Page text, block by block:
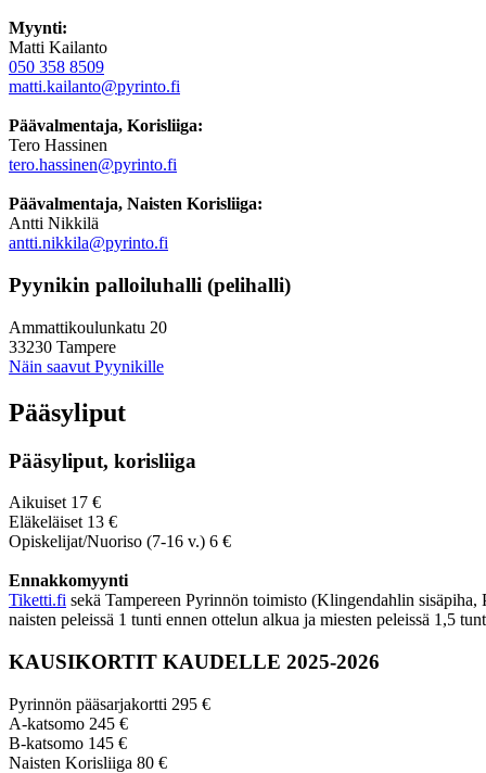
Myynti:
Matti Kailanto
050 358 8509
matti.kailanto@pyrinto.fi
Päävalmentaja, Korisliiga:
Tero Hassinen
tero.hassinen@pyrinto.fi
Päävalmentaja, Naisten Korisliiga:
Antti Nikkilä
antti.nikkila@pyrinto.fi
Pyynikin palloiluhalli (pelihalli)
Ammattikoulunkatu 20
33230 Tampere
Näin saavut Pyynikille
Pääsyliput
Pääsyliput, korisliiga
Aikuiset 17 €
Eläkeläiset 13 €
Opiskelijat/Nuoriso (7-16 v.) 6 €
Ennakkomyynti
Tiketti.fi sekä Tampereen Pyrinnön toimisto (Klingendahlin
naisten peleissä 1 tunti ennen ottelun alkua ja miesten peleissä 1,5
KAUSIKORTIT KAUDELLE 2025-2026
Pyrinnön pääsarjakortti 295 €
A-katsomo 245 €
B-katsomo 145 €
Naisten Korisliiga 80 €